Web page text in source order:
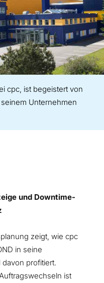
cpc, ist begeistert von
Unternehmen
und Downtime-
zeigt, wie cpc
in seine
profitiert.
ist